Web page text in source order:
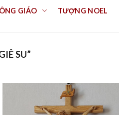
GIÁO TƯỢNG NOEL
SU”